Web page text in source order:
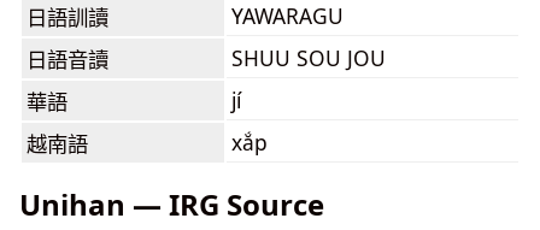
日語訓讀
YAWARAGU
日語音讀
SHUU SOU JOU
華語
jí
越南語
xắp
Unihan — IRG Source